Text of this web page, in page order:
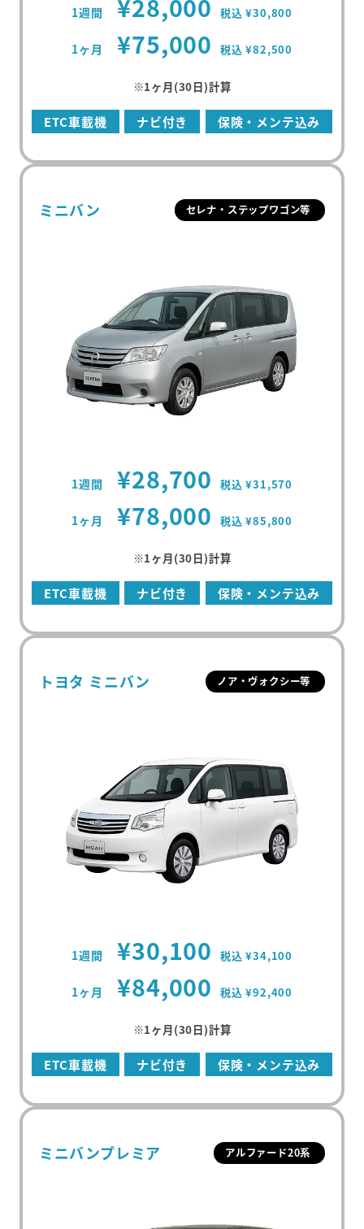
1週間 ¥28,000 税込 ¥30,800
1ヶ月 ¥75,000 税込 ¥82,500
※1ヶ月(30日)計算
ETC車載機 ナビ付き 保険・メンテ込み
ミニバン セレナ・ステップワゴン等
1週間 ¥28,700 税込 ¥31,570
1ヶ月 ¥78,000 税込 ¥85,800
※1ヶ月(30日)計算
ETC車載機 ナビ付き 保険・メンテ込み
トヨタ ミニバン ノア・ヴォクシー等
1週間 ¥30,100 税込 ¥34,100
1ヶ月 ¥84,000 税込 ¥92,400
※1ヶ月(30日)計算
ETC車載機 ナビ付き 保険・メンテ込み
ミニバンプレミア アルファード20系